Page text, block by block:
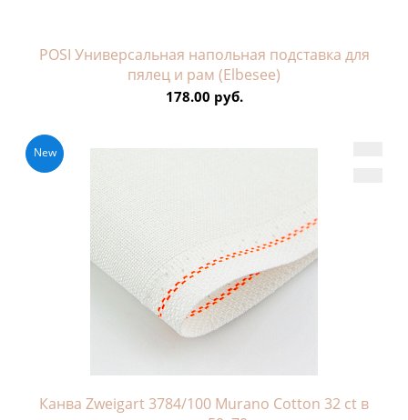
POSI Универсальная напольная подставка для
пялец и рам (Elbesee)
178.00 руб.
New
Канва Zweigart 3784/100 Murano Cotton 32 ct в